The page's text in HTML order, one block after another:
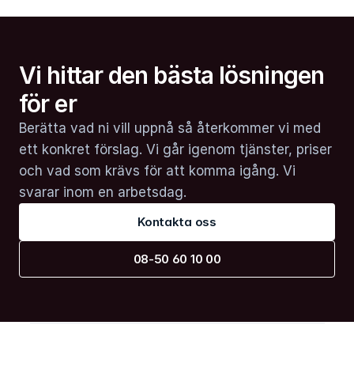
Vi hittar den bästa lösningen
för er
Berätta vad ni vill uppnå så återkommer vi med
ett konkret förslag. Vi går igenom tjänster, priser
och vad som krävs för att komma igång. Vi
svarar inom en arbetsdag.
Kontakta oss
08-50 60 10 00